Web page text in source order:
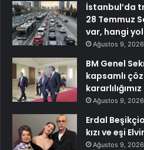
İstanbul’da
28 Temmuz
var, hangi
Ağustos 9, 2026
BM Genel
kapsamlı
Ağustos 9, 2026
Erdal
kızı ve eşi
Ağustos 9, 2026